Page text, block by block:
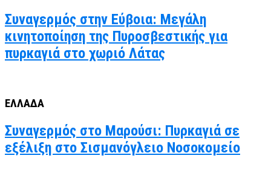
Συναγερμός στην Εύβοια: Μεγάλη
κινητοποίηση της Πυροσβεστικής για
πυρκαγιά στο χωριό Λάτας
ΕΛΛΑΔΑ
Συναγερμός στο Μαρούσι: Πυρκαγιά σε
εξέλιξη στο Σισμανόγλειο Νοσοκομείο